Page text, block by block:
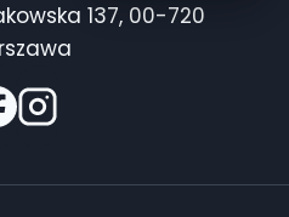
137, 00-720